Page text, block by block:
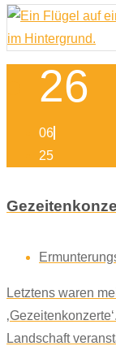
26
06
25
Letztens waren
Landschaft